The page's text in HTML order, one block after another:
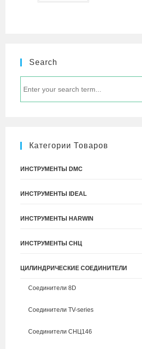
Search
Категории Товаров
ИНСТРУМЕНТЫ DMC
ИНСТРУМЕНТЫ IDEAL
ИНСТРУМЕНТЫ HARWIN
ИНСТРУМЕНТЫ СНЦ
ЦИЛИНДРИЧЕСКИЕ СОЕДИНИТЕЛИ
Соединители 8D
Соединители TV-series
Соединители СНЦ146